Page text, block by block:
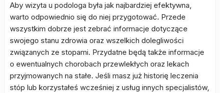
Aby wizyta u podologa była jak najbardziej efektywna,
warto odpowiednio się do niej przygotować. Przede
wszystkim dobrze jest zebrać informacje dotyczące
swojego stanu zdrowia oraz wszelkich dolegliwości
związanych ze stopami. Przydatne będą także informacje
o ewentualnych chorobach przewlekłych oraz lekach
przyjmowanych na stałe. Jeśli masz już historię leczenia
stóp lub korzystałeś wcześniej z usług innych specjalistów,